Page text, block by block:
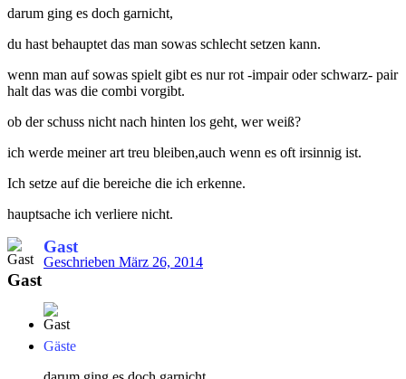
darum ging es doch garnicht,
du hast behauptet das man sowas schlecht setzen kann.
wenn man auf sowas spielt gibt es nur rot -impair oder schwarz- pair
halt das was die combi vorgibt.
ob der schuss nicht nach hinten los geht, wer weiß?
ich werde meiner art treu bleiben,auch wenn es oft irsinnig ist.
Ich setze auf die bereiche die ich erkenne.
hauptsache ich verliere nicht.
Gast
Geschrieben März 26, 2014
Gast
Gäste